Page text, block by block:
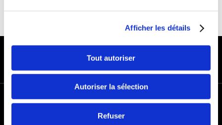
Afficher les détails
Tout autoriser
Autoriser la sélection
Refuser
MODES DE PAIEMENT
+